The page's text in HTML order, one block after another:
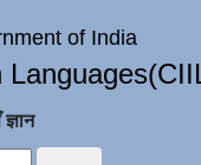
of India